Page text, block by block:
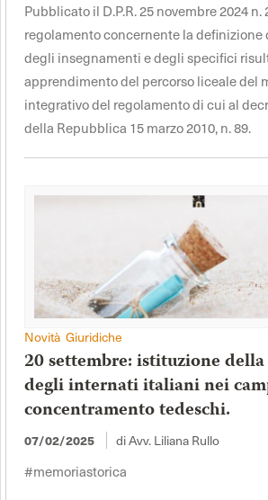
Pubblicato il D.P.R. 25 novembre 2024 n.
regolamento concernente la definizione
degli insegnamenti e degli specifici
apprendimento del percorso liceale del
integrativo del regolamento di cui al
della Repubblica 15 marzo 2010, n. 89.
Novità Giuridiche
20 settembre: istituzione
degli internati italiani nei
concentramento tedeschi.
07/02/2025 di Avv. Liliana Rullo
#memoriastorica